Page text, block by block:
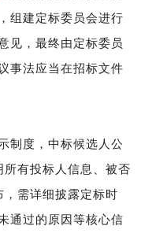
组建定标委员会进行
见，最终由定标委员
事法应当在招标文件
制度，中标候选人公
有投标人信息、被否
需详细披露定标时
通过的原因等核心信